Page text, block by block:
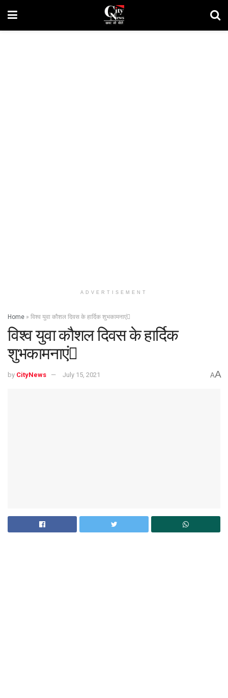
ADVERTISEMENT
Home » विश्व युवा कौशल दिवस के हार्दिक शुभकामनाएं
विश्व युवा कौशल दिवस के हार्दिक
शुभकामनाएं
by CityNews July 15, 2021 AA